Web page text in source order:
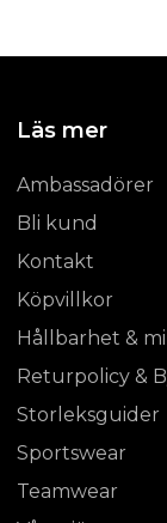
Läs mer
Ambassadörer
Bli kund
Kontakt
Köpvillkor
Hållbarhet &
Returpolicy &
Storleksguider
Sportswear
Teamwear